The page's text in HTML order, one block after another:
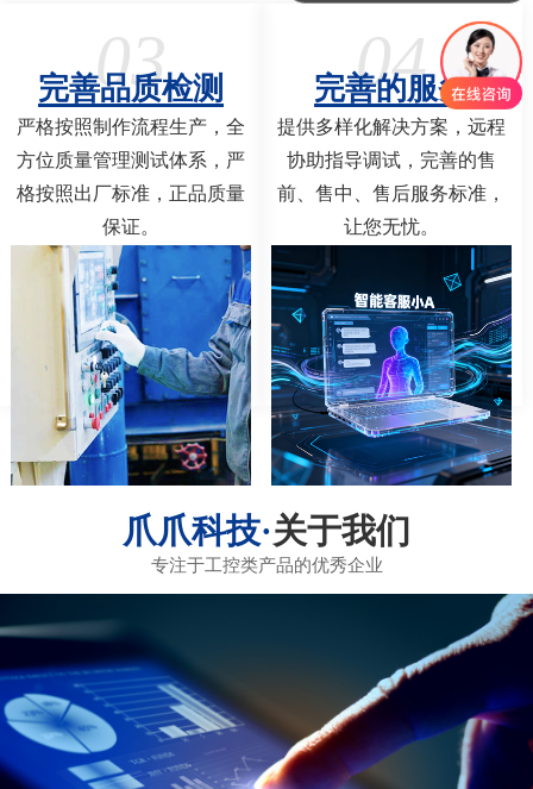
03
完善品质检测
严格按照制作流程生产，全
方位质量管理测试体系，严
格按照出厂标准，正品质量
保证。
04
完善的服务
提供多样化解决方案，远程
协助指导调试，完善的售
前、售中、售后服务标准，
让您无忧。
关于我们